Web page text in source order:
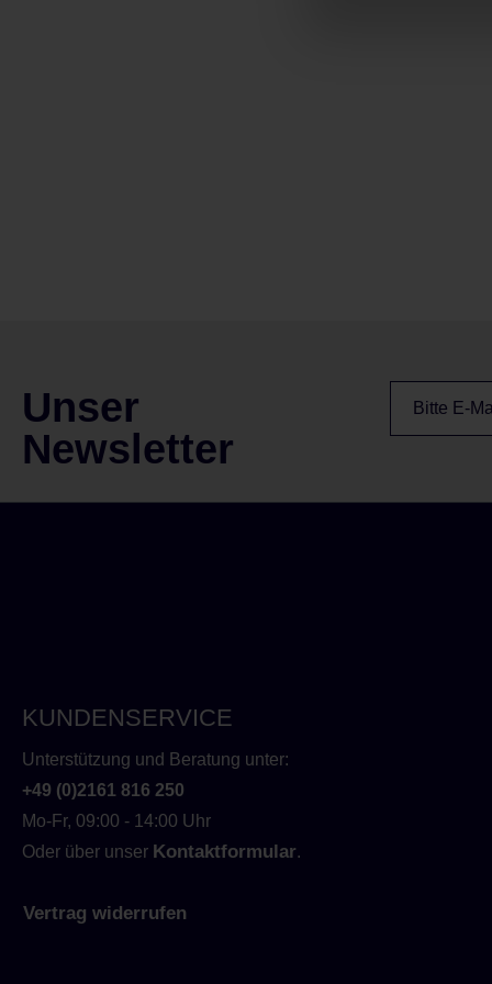
Unser
Newsletter
KUNDENSERVICE
Unterstützung und Beratung unter:
+49 (0)2161 816 250
Mo-Fr, 09:00 - 14:00 Uhr
Oder über unser Kontaktformular.
Vertrag widerrufen